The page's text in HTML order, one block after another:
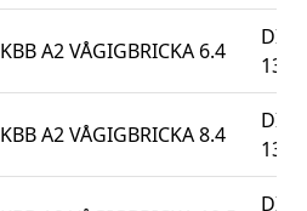
KBB A2 VÅGIGBRICKA 6.4
DIN
137B
KBB A2 VÅGIGBRICKA 8.4
DIN
137B
DIN